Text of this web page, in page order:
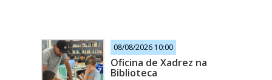
08/08/2026 10:00
Oficina de Xadrez na
Biblioteca